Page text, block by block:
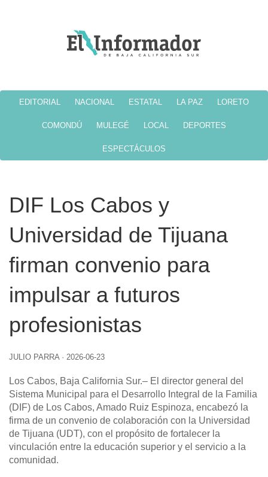
EDITORIAL NACIONAL ESTATAL LA PAZ LORETO
COMONDÚ MULEGÉ LOCAL DEPORTES
ESPECTÁCULOS
DIF Los Cabos y
Universidad de Tijuana
firman convenio para
impulsar a futuros
profesionistas
JULIO PARRA · 2026-06-23
Los Cabos, Baja California Sur.– El director general del
Sistema Municipal para el Desarrollo Integral de la Familia
(DIF) de Los Cabos, Amado Ruiz Espinoza, encabezó la
firma de un convenio de colaboración con la Universidad
de Tijuana (UDT), con el propósito de fortalecer la
vinculación entre la educación superior y el servicio a la
comunidad.